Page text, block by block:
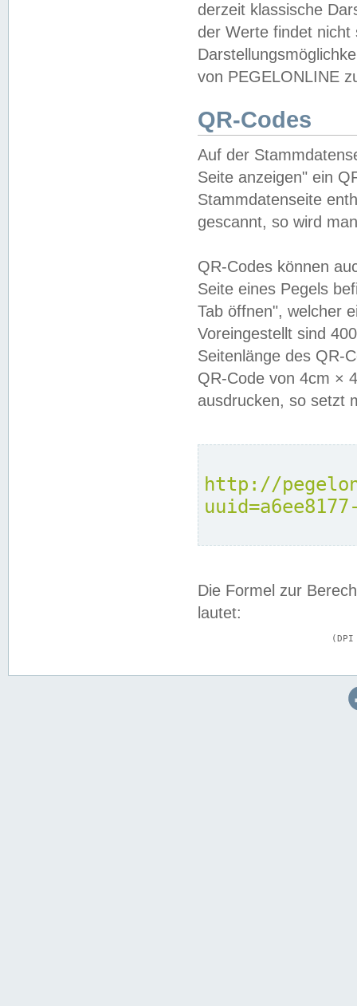
derzeit klassische
der Werte findet
von PEGELONLINE
QR-Codes
Auf der
Seite anzeigen" ein
Stammdatenseite
gescannt, so wird
QR-Codes können
Seite eines Pegels
Tab öffnen", welcher
Voreingestellt sind
Seitenlänge des QR-
QR-Code von 4cm ×
ausdrucken, so setzt
http://
Die Formel zur
lautet: